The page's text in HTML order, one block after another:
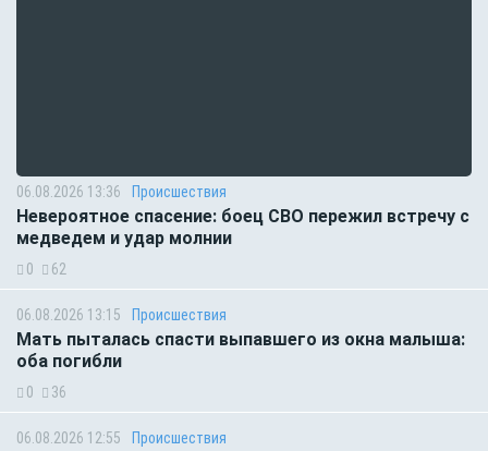
06.08.2026 13:36 Происшествия
Невероятное спасение: боец СВО пережил встречу с
медведем и удар молнии
0 62
06.08.2026 13:15 Происшествия
Мать пыталась спасти выпавшего из окна малыша:
оба погибли
0 36
06.08.2026 12:55 Происшествия